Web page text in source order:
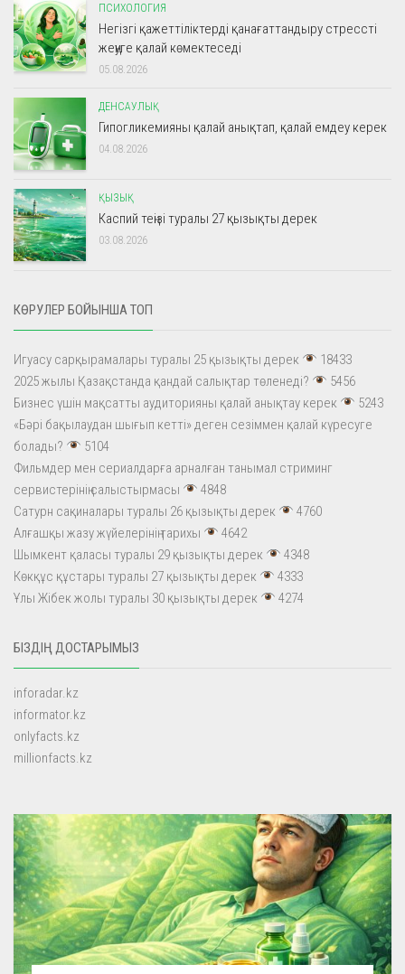
ПСИХОЛОГИЯ
Негізгі қажеттіліктерді қанағаттандыру стрессті
жеңуге қалай көмектеседі
05.08.2026
ДЕНСАУЛЫҚ
Гипогликемияны қалай анықтап, қалай емдеу керек
04.08.2026
ҚЫЗЫҚ
Каспий теңізі туралы 27 қызықты дерек
03.08.2026
КӨРУЛЕР БОЙЫНША ТОП
Игуасу сарқырамалары туралы 25 қызықты дерек
18433
2025 жылы Қазақстанда қандай салықтар төленеді?
5456
Бизнес үшін мақсатты аудиторияны қалай анықтау керек
5243
«Бәрі бақылаудан шығып кетті» деген сезіммен қалай күресуге
болады?
5104
Фильмдер мен сериалдарға арналған танымал стриминг
сервистерінің салыстырмасы
4848
Сатурн сақиналары туралы 26 қызықты дерек
4760
Алғашқы жазу жүйелерінің тарихы
4642
Шымкент қаласы туралы 29 қызықты дерек
4348
Көкқұс құстары туралы 27 қызықты дерек
4333
Ұлы Жібек жолы туралы 30 қызықты дерек
4274
БІЗДІҢ ДОСТАРЫМЫЗ
inforadar.kz
informator.kz
onlyfacts.kz
millionfacts.kz